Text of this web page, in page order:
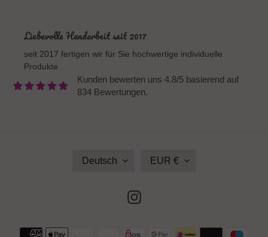
Liebevolle Handarbeit seit 2017
seit 2017 fertigen wir für Sie hochwertige individuelle
Produkte
Kunden bewerten uns 4.8/5 basierend auf
834 Bewertungen.
Deutsch W
R
U
EUR €
Instagram
Zahlungsmethoden